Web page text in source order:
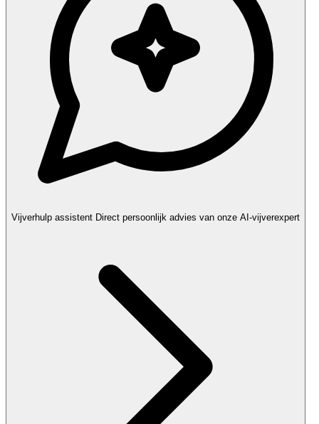
Vijverhulp assistent Direct persoonlijk advies van onze AI-vijverexpert